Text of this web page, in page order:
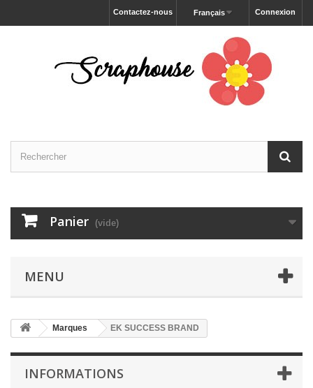
Connexion
Français
Contactez-nous
Panier (vide)
MENU
Marques EK SUCCESS BRAND
INFORMATIONS